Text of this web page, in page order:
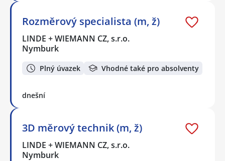
Rozměrový specialista (m, ž)
LINDE + WIEMANN CZ, s.r.o.
Nymburk
Plný úvazek Vhodné také pro absolventy
dnešní
3D měrový technik (m, ž)
LINDE + WIEMANN CZ, s.r.o.
Nymburk